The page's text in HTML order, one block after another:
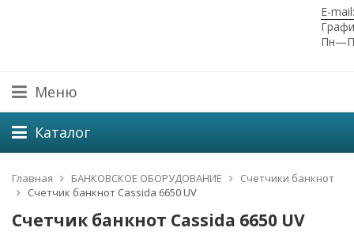
E-
Меню
Каталог
Главная БАНКОВСКОЕ ОБОРУДОВАНИЕ
Счетчики банкнот
Счетчик банкнот Cassida 6650 UV
Счетчик банкнот Cassida 6650 UV